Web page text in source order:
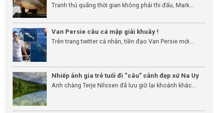
Tranh thủ quãng thời gian không phải thi đấu, Mark...
Van Persie câu cá mập giải khuây !
Trên trang twitter cá nhân, tiền đạo Van Persie mới...
Nhiếp ảnh gia trẻ tuổi đi “câu” cảnh đẹp xứ Na Uy
Anh chàng Terje Nilssen đã lưu giữ lại khoảnh khắc...